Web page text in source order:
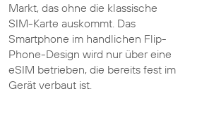
Markt, das ohne die klassische
SIM-Karte auskommt. Das
Smartphone im handlichen Flip-
Phone-Design wird nur über eine
eSIM betrieben, die bereits fest im
Gerät verbaut ist.